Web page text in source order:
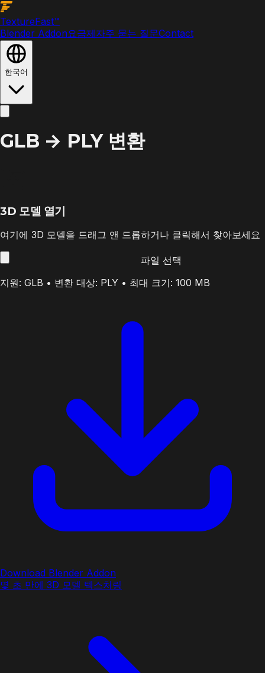
TextureFast™
Blender Addon요금제자주 묻는 질문Contact
한국어
GLB → PLY 변환
3D 모델 열기
여기에 3D 모델을 드래그 앤 드롭하거나 클릭해서 찾아보세요
파일 선택
지원: GLB • 변환 대상: PLY • 최대 크기: 100 MB
Download Blender Addon
몇 초 만에 3D 모델 텍스처링